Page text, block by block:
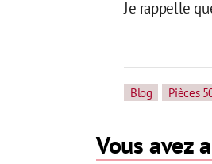
Je rappelle
Blog Pièces
Vous avez